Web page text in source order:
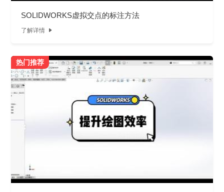
SOLIDWORKS虚拟交点的标注方法
了解详情 
热门推荐